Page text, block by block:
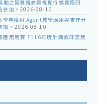
動之智慧電商與視覺行銷實務研
參加。 2026-08-10
年度AI Agent教學應用與實作分
加。 2026-08-10
應用競賽「116年度全國貓咪盃競